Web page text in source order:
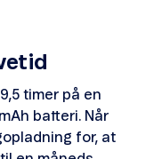
timer på en
batteri. Når
for, at